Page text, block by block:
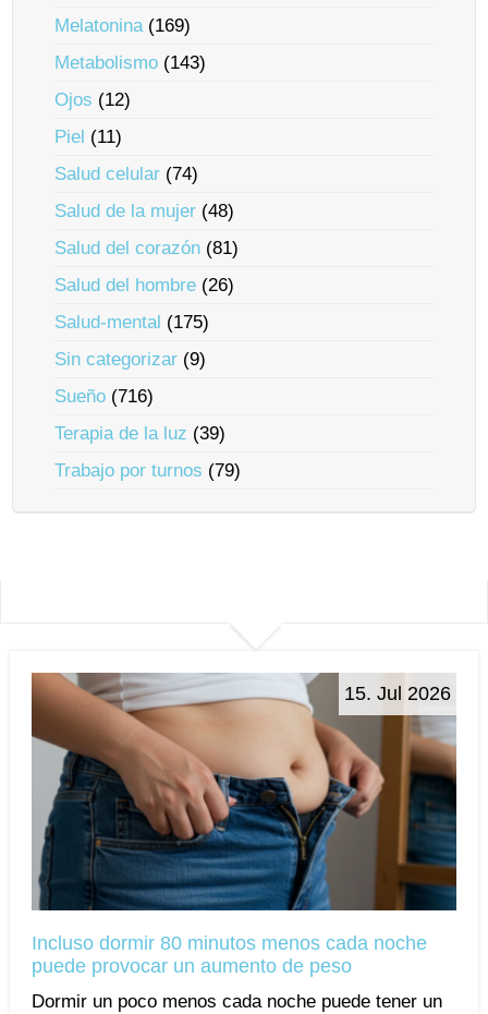
Melatonina(169)
Metabolismo (143)
Ojos (12)
Piel (11)
Salud celular (74)
Salud de la mujer (48)
Salud del corazón (81)
Salud del hombre (26)
Salud-mental (175)
Sin categorizar (9)
Sueño (716)
Terapia de la luz (39)
Trabajo por turnos (79)
15. Jul 2026
Incluso dormir 80 minutos menos cada noche
puede provocar un aumento de peso
Dormir un poco menos cada noche puede tener un